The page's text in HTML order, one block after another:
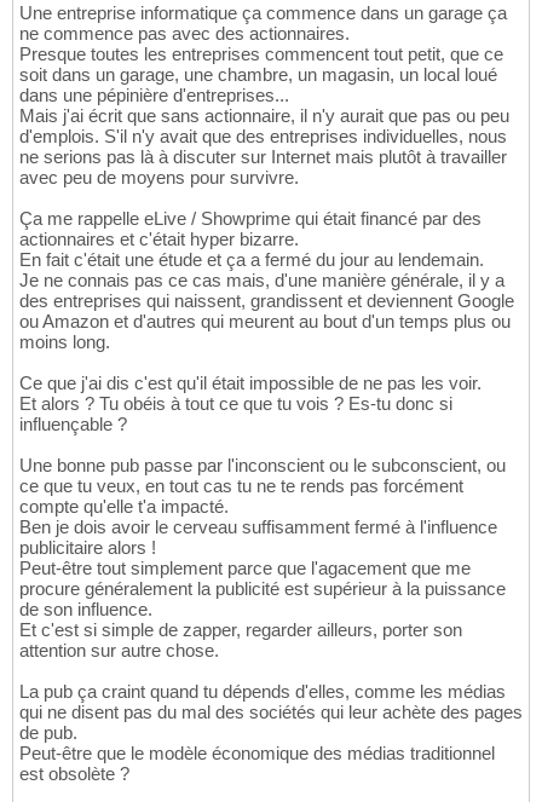
Une entreprise informatique ça commence dans un garage ça
ne commence pas avec des actionnaires.
Presque toutes les entreprises commencent tout petit, que ce
soit dans un garage, une chambre, un magasin, un local loué
dans une pépinière d'entreprises...
Mais j'ai écrit que sans actionnaire, il n'y aurait que pas ou peu
d'emplois. S'il n'y avait que des entreprises individuelles, nous
ne serions pas là à discuter sur Internet mais plutôt à travailler
avec peu de moyens pour survivre.
Ça me rappelle eLive / Showprime qui était financé par des
actionnaires et c'était hyper bizarre.
En fait c'était une étude et ça a fermé du jour au lendemain.
Je ne connais pas ce cas mais, d'une manière générale, il y a
des entreprises qui naissent, grandissent et deviennent Google
ou Amazon et d'autres qui meurent au bout d'un temps plus ou
moins long.
Ce que j'ai dis c'est qu'il était impossible de ne pas les voir.
Et alors ? Tu obéis à tout ce que tu vois ? Es-tu donc si
influençable ?
Une bonne pub passe par l'inconscient ou le subconscient, ou
ce que tu veux, en tout cas tu ne te rends pas forcément
compte qu'elle t'a impacté.
Ben je dois avoir le cerveau suffisamment fermé à l'influence
publicitaire alors !
Peut-être tout simplement parce que l'agacement que me
procure généralement la publicité est supérieur à la puissance
de son influence.
Et c'est si simple de zapper, regarder ailleurs, porter son
attention sur autre chose.
La pub ça craint quand tu dépends d'elles, comme les médias
qui ne disent pas du mal des sociétés qui leur achète des pages
de pub.
Peut-être que le modèle économique des médias traditionnel
est obsolète ?